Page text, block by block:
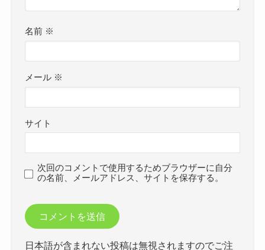
名前 ※
メール ※
サイト
次回のコメントで使用するためブラウザーに自分
の名前、メールアドレス、サイトを保存する。
日本語が含まれない投稿は無視されますのでご注